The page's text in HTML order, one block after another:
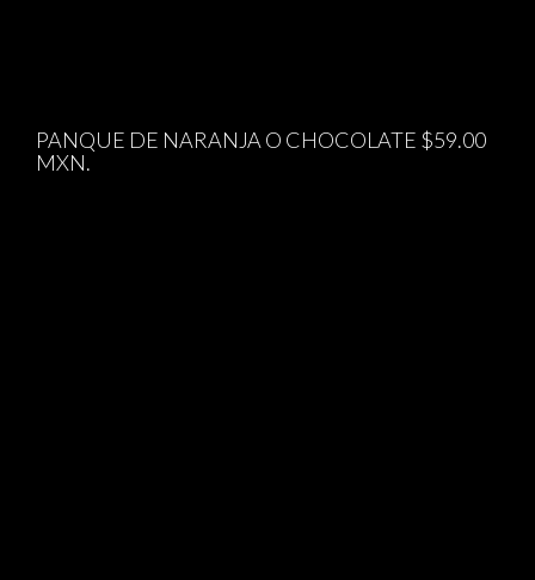
PANQUE DE NARANJA O CHOCOLATE $59.00
MXN.